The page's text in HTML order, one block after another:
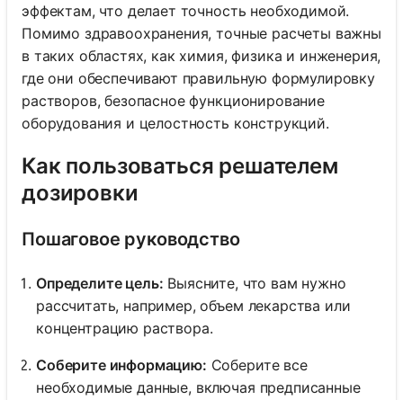
эффектам, что делает точность необходимой.
Помимо здравоохранения, точные расчеты важны
в таких областях, как химия, физика и инженерия,
где они обеспечивают правильную формулировку
растворов, безопасное функционирование
оборудования и целостность конструкций.
Как пользоваться решателем
дозировки
Пошаговое руководство
Определите цель: Выясните, что вам нужно
рассчитать, например, объем лекарства или
концентрацию раствора.
Соберите информацию: Соберите все
необходимые данные, включая предписанные